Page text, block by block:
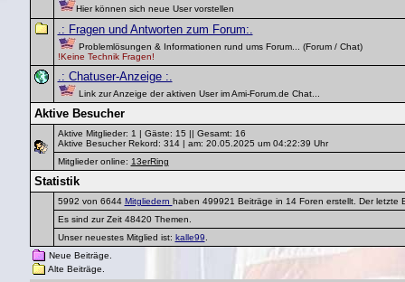
Hier können sich neue User vorstellen
.: Fragen und Antworten zum Forum:.
Problemlösungen & Informationen rund ums Forum... (Forum / Chat)
!Keine Technik Fragen!
.: Chatuser-Anzeige :.
Link zur Anzeige der aktiven User im Ami-Forum.de Chat...
Aktive Besucher
Aktive Mitglieder: 1 | Gäste: 15 || Gesamt: 16
Aktive Besucher Rekord: 314 | am: 20.05.2025 um 04:22:39 Uhr
Mitglieder online: 13erRing
Statistik
5992 von 6644 Mitgliedern haben 499921 Beiträge in 14 Foren erstellt. Der letzte
Es sind zur Zeit 48420 Themen.
Unser neuestes Mitglied ist: kalle99
Neue Beiträge.
Alte Beiträge.